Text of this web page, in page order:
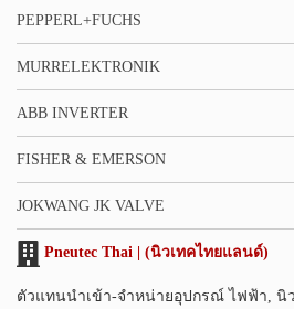
PEPPERL+FUCHS
MURRELEKTRONIK
ABB INVERTER
FISHER & EMERSON
JOKWANG JK VALVE
Pneutec Thai | (นิวเทคไทยแลนด์)
ตัวแทนนำเข้า-จำหน่ายอุปกรณ์ ไฟฟ้า, นิ